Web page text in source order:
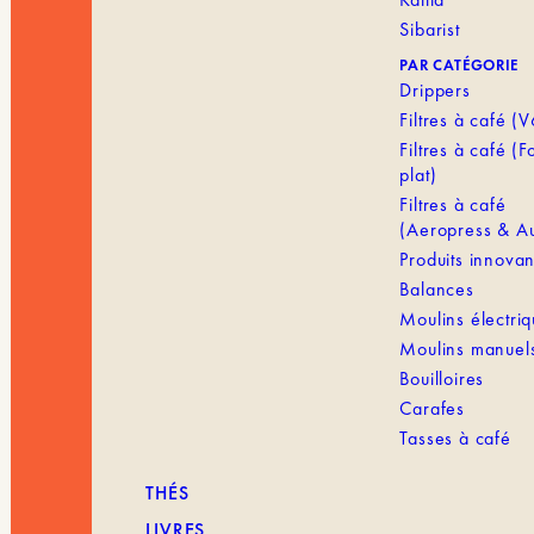
Sibarist
PAR CATÉGORIE
Drippers
Filtres à café
Filtres à café
plat)
Filtres à café
(Aeropress &
Produits
Balances
Moulins
Moulins
Bouilloires
Carafes
Tasses à café
THÉS